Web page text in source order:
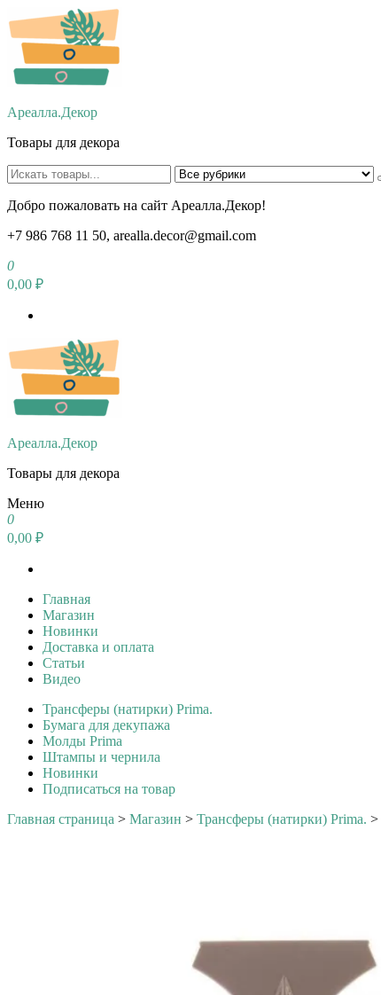
Перейти
к
содержимому
Ареалла.Декор
Товары для декора
Добро пожаловать на сайт Ареалла.Декор!
+7 986 768 11 50, arealla.decor@gmail.com
0
0,00 ₽
Ареалла.Декор
Товары для декора
Меню
0
0,00 ₽
Главная
Магазин
Новинки
Доставка и оплата
Статьи
Видео
Трансферы (натирки) Prima.
Бумага для декупажа
Молды Prima
Штампы и чернила
Новинки
Подписаться на товар
Главная страница > Магазин > Трансферы (натирки) Prima. >